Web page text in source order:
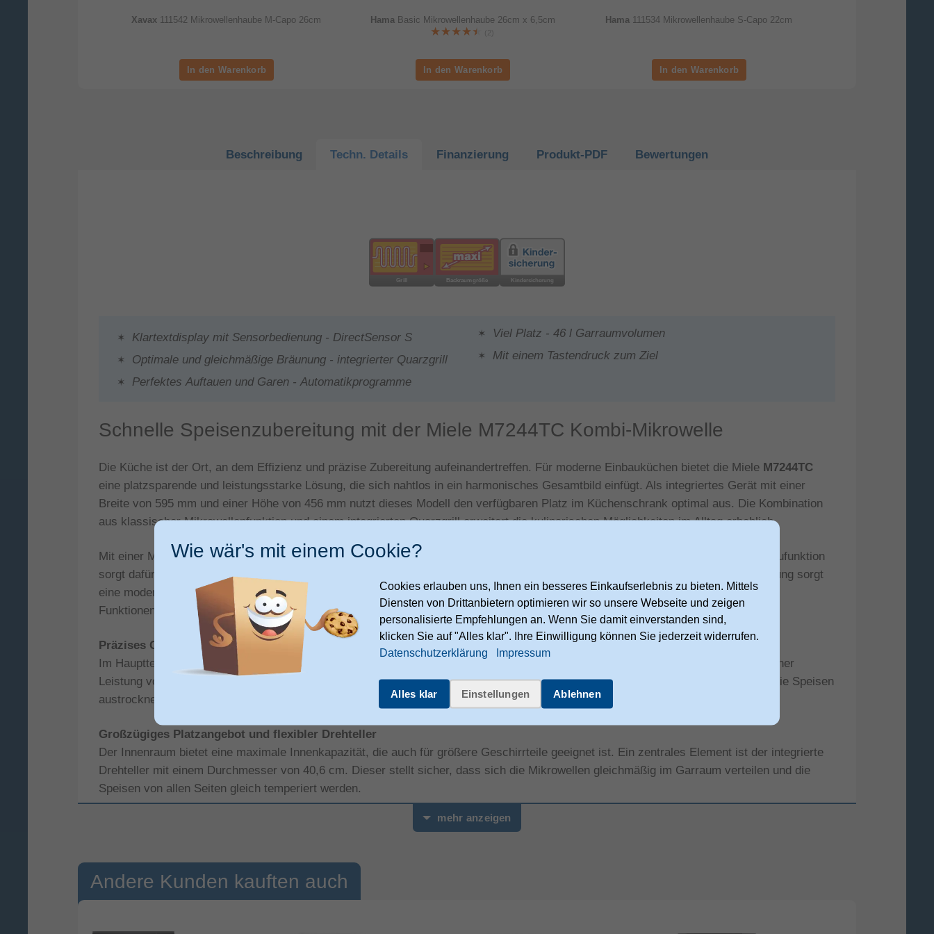
Xavax 111542 Mikrowellenhaube M-Capo 26cm Hama Basic Mikrowellenhaube 26cm x 6,5cm
(2)
Hama 111534 Mikrowellenhaube S-Capo 22cm
Beschreibung Techn. Details Finanzierung Produkt-PDF Bewertungen
Klartextdisplay mit Sensorbedienung - DirectSensor S
Optimale und gleichmäßige Bräunung - integrierter Quarzgrill
Perfektes Auftauen und Garen - Automatikprogramme
Viel Platz - 46 l Garraumvolumen
Mit einem Tastendruck zum Ziel
Schnelle Speisenzubereitung mit der Miele M7244TC Kombi-Mikrowelle
Die Küche ist der Ort, an dem Effizienz und präzise Zubereitung aufeinandertreffen. Für moderne Einbauküchen bietet die Miele M7244TC
eine platzsparende und leistungsstarke Lösung, die sich nahtlos in ein harmonisches Gesamtbild einfügt. Als integriertes Gerät mit einer
Breite von 595 mm und einer Höhe von 456 mm nutzt dieses Modell den verfügbaren Platz im Küchenschrank optimal aus. Die Kombination
aus klassischer Mikrowellenfunktion und einem integrierten Quarzgrill erweitert die kulinarischen Möglichkeiten im Alltag erheblich.
Mit einer Mikrowellenleistung von 900 W lassen sich Speisen in kurzer Zeit erwärmen oder schonend auftauen. Die integrierte Abtaufunktion
sorgt dafür, dass gefrorene Lebensmittel gleichmäßig temperiert werden, ohne an Qualität zu verlieren. Für die komfortable Bedienung sorgt
eine moderne Berührungssteuerung, die zusammen mit dem eingebauten Display eine intuitive Navigation durch die verschiedenen
Funktionen ermöglicht.
Präzises Garen und Bräunen mit Quarzgrill
Im Hauptteil der Zubereitung zeigt die
M7244TC
ihre Stärken durch die Kombination zweier Heizarten. Der Quarzgrill arbeitet mit einer
Leistung von 1500 W und sorgt für eine schnelle Hitzeentwicklung von oben. Dadurch gelingen knusprige Oberflächen, ohne dass die Speisen
austrocknen. Die herabklappbare Tür ermöglicht einen einfachen Zugriff auf den Innenraum.
Großzügiges Platzangebot und flexibler Drehteller
Der Innenraum bietet eine maximale Innenkapazität, die auch für größere Geschirrteile geeignet ist. Ein zentrales Element ist der integrierte
Drehteller mit einem Durchmesser von 40,6 cm. Dieser stellt sicher, dass sich die Mikrowellen gleichmäßig im Garraum verteilen und die
Speisen von allen Seiten gleich temperiert werden.
Integrierte Warmhaltefunktion für servierbereite Speisen ohne Qualitätsverlust
Innenbeleuchtung behalten Sie den Garprozess jederzeit im Blick, ohne die Tür öffnen zu müssen. Nach der Benutzung lässt sich der glatte
mehr anzeigen
Andere Kunden kauften auch
Wie wär's mit einem Cookie?
Cookies erlauben uns, Ihnen ein besseres Einkaufserlebnis zu bieten. Mittels
Diensten von Drittanbietern optimieren wir so unsere Webseite und zeigen
personalisierte Empfehlungen an. Wenn Sie damit einverstanden sind,
klicken Sie auf "Alles klar". Ihre Einwilligung können Sie jederzeit widerrufen.
Datenschutzerklärung
Impressum
Alles klar Einstellungen Ablehnen